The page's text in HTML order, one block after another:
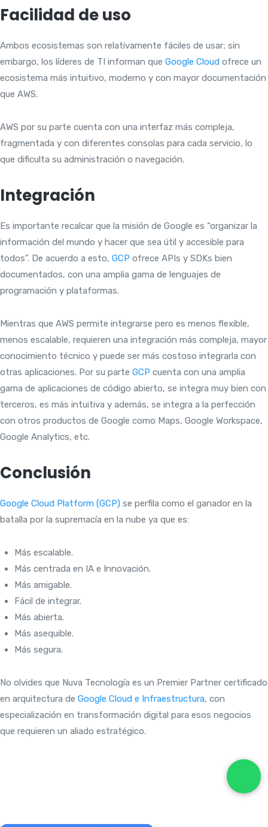
Facilidad de uso
Ambos ecosistemas son relativamente fáciles de usar; sin
embargo, los líderes de TI informan que Google Cloud ofrece un
ecosistema más intuitivo, moderno y con mayor documentación
que AWS.
AWS por su parte cuenta con una interfaz más compleja,
fragmentada y con diferentes consolas para cada servicio, lo
que dificulta su administración o navegación.
Integración
Es importante recalcar que la misión de Google es “organizar la
información del mundo y hacer que sea útil y accesible para
todos”. De acuerdo a esto, GCP ofrece APIs y SDKs bien
documentados, con una amplia gama de lenguajes de
programación y plataformas.
Mientras que AWS permite integrarse pero es menos flexible,
menos escalable, requieren una integración más compleja, mayor
conocimiento técnico y puede ser más costoso integrarla con
otras aplicaciones. Por su parte GCP cuenta con una amplia
gama de aplicaciones de código abierto, se integra muy bien con
terceros, es más intuitiva y además, se integra a la perfección
con otros productos de Google como Maps, Google Workspace,
Google Analytics, etc.
Conclusión
Google Cloud Platform (GCP) se perfila como el ganador en la
batalla por la supremacía en la nube ya que es:
Más escalable.
Más centrada en IA e Innovación.
Más amigable.
Fácil de integrar.
Más abierta.
Más asequible.
Más segura.
No olvides que Nuva Tecnología es un Premier Partner certificado
en arquitectura de Google Cloud e Infraestructura, con
especialización en transformación digital para esos negocios
que requieren un aliado estratégico.